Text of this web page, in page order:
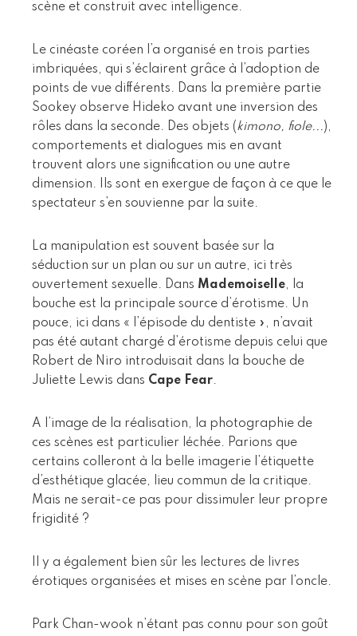
scène et construit avec intelligence.
Le cinéaste coréen l’a organisé en trois parties
imbriquées, qui s’éclairent grâce à l’adoption de
points de vue différents. Dans la première partie
Sookey observe Hideko avant une inversion des
rôles dans la seconde. Des objets (kimono, fiole...),
comportements et dialogues mis en avant
trouvent alors une signification ou une autre
dimension. Ils sont en exergue de façon à ce que le
spectateur s’en souvienne par la suite.
La manipulation est souvent basée sur la
séduction sur un plan ou sur un autre, ici très
ouvertement sexuelle. Dans Mademoiselle, la
bouche est la principale source d’érotisme. Un
pouce, ici dans « l’épisode du dentiste », n’avait
pas été autant chargé d’érotisme depuis celui que
Robert de Niro introduisait dans la bouche de
Juliette Lewis dans Cape Fear.
A l’image de la réalisation, la photographie de
ces scènes est particulier léchée. Parions que
certains colleront à la belle imagerie l’étiquette
d’esthétique glacée, lieu commun de la critique.
Mais ne serait-ce pas pour dissimuler leur propre
frigidité ?
Il y a également bien sûr les lectures de livres
érotiques organisées et mises en scène par l’oncle.
Park Chan-wook n’étant pas connu pour son goût